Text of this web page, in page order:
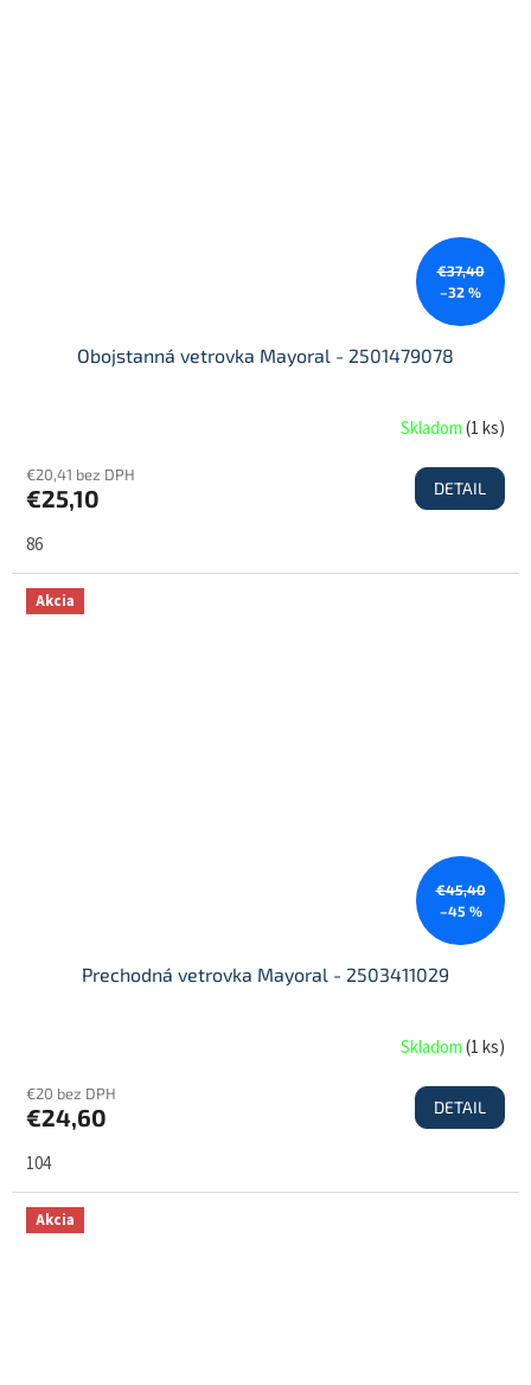
€37,40
–32 %
Obojstanná vetrovka Mayoral - 2501479078
Skladom(1 ks)
€20,41 bez DPH
€25,10 DETAIL
86
Akcia
€45,40
–45 %
Prechodná vetrovka Mayoral - 2503411029
Skladom(1 ks)
€20 bez DPH
€24,60 DETAIL
104
Akcia